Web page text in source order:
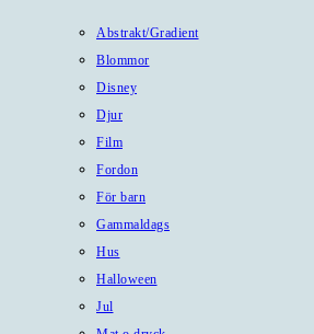
Abstrakt/Gradient
Blommor
Disney
Djur
Film
Fordon
För barn
Gammaldags
Hus
Halloween
Jul